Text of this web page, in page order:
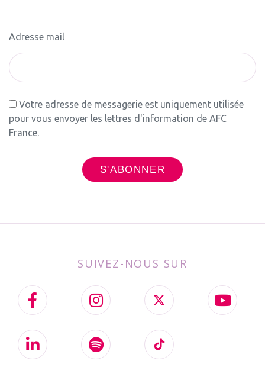
Adresse mail
Votre adresse de messagerie est uniquement utilisée
pour vous envoyer les lettres d'information de AFC
France.
SUIVEZ-NOUS SUR